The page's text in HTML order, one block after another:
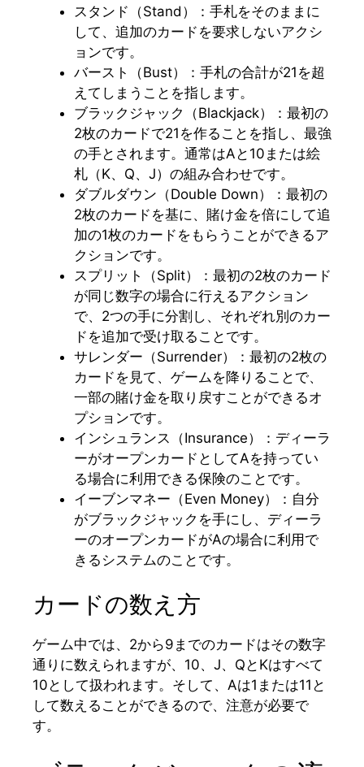
スタンド（Stand）：手札をそのままに
して、追加のカードを要求しないアクシ
ョンです。
バースト（Bust）：手札の合計が21を超
えてしまうことを指します。
ブラックジャック（Blackjack）：最初の
2枚のカードで21を作ることを指し、最強
の手とされます。通常はAと10または絵
札（K、Q、J）の組み合わせです。
ダブルダウン（Double Down）：最初の
2枚のカードを基に、賭け金を倍にして追
加の1枚のカードをもらうことができるア
クションです。
スプリット（Split）：最初の2枚のカード
が同じ数字の場合に行えるアクション
で、2つの手に分割し、それぞれ別のカー
ドを追加で受け取ることです。
サレンダー（Surrender）：最初の2枚の
カードを見て、ゲームを降りることで、
一部の賭け金を取り戻すことができるオ
プションです。
インシュランス（Insurance）：ディーラ
ーがオープンカードとしてAを持ってい
る場合に利用できる保険のことです。
イーブンマネー（Even Money）：自分
がブラックジャックを手にし、ディーラ
ーのオープンカードがAの場合に利用で
きるシステムのことです。
カードの数え方
ゲーム中では、2から9までのカードはその数字
通りに数えられますが、10、J、QとKはすべて
10として扱われます。そして、Aは1または11と
して数えることができるので、注意が必要で
す。